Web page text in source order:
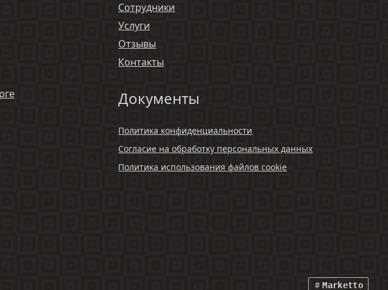
Сотрудники
Услуги
Отзывы
Контакты
Документы
Политика конфиденциальности
Согласие на обработку персональных данных
Политика использования файлов cookie
Marketto